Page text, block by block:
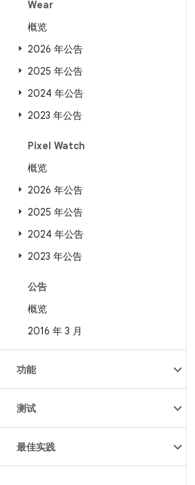
Wear
概览
2026 年公告
2025 年公告
2024 年公告
2023 年公告
Pixel Watch
概览
2026 年公告
2025 年公告
2024 年公告
2023 年公告
公告
概览
2016 年 3 月
功能
测试
最佳实践